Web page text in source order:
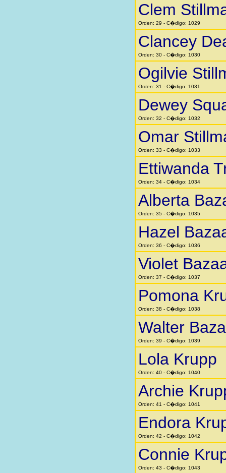
Clem
Orden: 29 - C�digo: 1029
Clancey
Orden: 30 - C�digo: 1030
Ogilvie
Orden: 31 - C�digo: 1031
Dewey
Orden: 32 - C�digo: 1032
Omar
Orden: 33 - C�digo: 1033
Ettiwanda
Orden: 34 - C�digo: 1034
Alberta
Orden: 35 - C�digo: 1035
Hazel
Orden: 36 - C�digo: 1036
Violet
Orden: 37 - C�digo: 1037
Pomona
Orden: 38 - C�digo: 1038
Walter
Orden: 39 - C�digo: 1039
Lola Krupp
Orden: 40 - C�digo: 1040
Archie
Orden: 41 - C�digo: 1041
Endora
Orden: 42 - C�digo: 1042
Connie
Orden: 43 - C�digo: 1043